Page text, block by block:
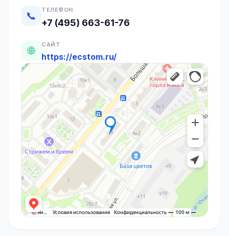
📞 ТЕЛЕФОН
+7 (495) 663-61-76
🌐 САЙТ
https://ecstom.ru/